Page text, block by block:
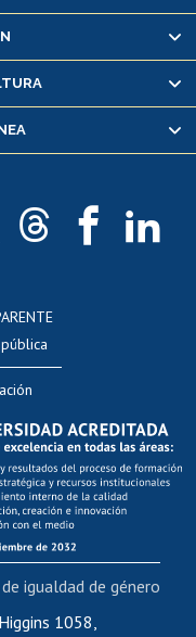
notas
alumnos
1058,
igualdad de género